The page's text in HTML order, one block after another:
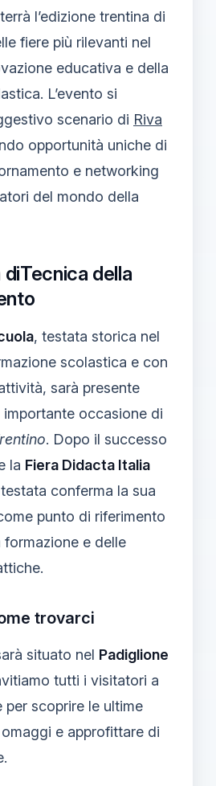
l’edizione trentina di
fiere più rilevanti nel
educativa e della
L’evento si
scenario di Riva
opportunità uniche di
e networking
del mondo della
della
, testata storica nel
scolastica e con
sarà presente
importante occasione di
. Dopo il successo
la Fiera Didacta Italia
conferma la sua
punto di riferimento
e delle
trovarci
situato nel Padiglione
tutti i visitatori a
scoprire le ultime
e approfittare di